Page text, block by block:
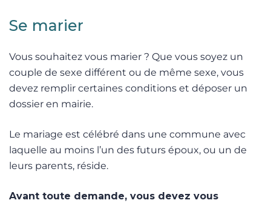
Se marier
Vous souhaitez vous marier ? Que vous soyez un
couple de sexe différent ou de même sexe, vous
devez remplir certaines conditions et déposer un
dossier en mairie.
Le mariage est célébré dans une commune avec
laquelle au moins l’un des futurs époux, ou un de
leurs parents, réside.
Avant toute demande, vous devez vous